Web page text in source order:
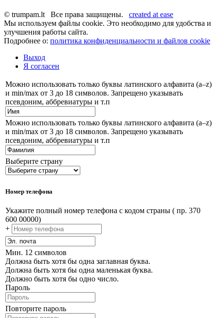
© trumpam.lt Все права защищены. created at ease
Мы используем файлы cookie. Это необходимо для удобства и
улучшения работы сайта.
Подробнее о: политика конфиденциальности и файлов cookie
Выход
Я согласен
Можно использовать только буквы латинского алфавита (a–z)
и min/max от 3 до 18 символов. Запрещено указывать
псевдоним, аббревиатуры и т.п
Можно использовать только буквы латинского алфавита (a–z)
и min/max от 3 до 18 символов. Запрещено указывать
псевдоним, аббревиатуры и т.п
Выберите страну
Номер телефона
Укажите полный номер телефона с кодом страны ( пр. 370
600 00000)
+
Мин. 12 символов
Должна быть хотя бы одна заглавная буква.
Должна быть хотя бы одна маленькая буква.
Должно быть хотя бы одно число.
Пароль
Повторите пароль